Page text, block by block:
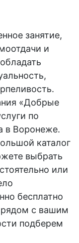
занятие,
и
«Добрые
по
в Воронеже.
каталог
выбрать
или
бесплатно
рядом с вашим
подберем